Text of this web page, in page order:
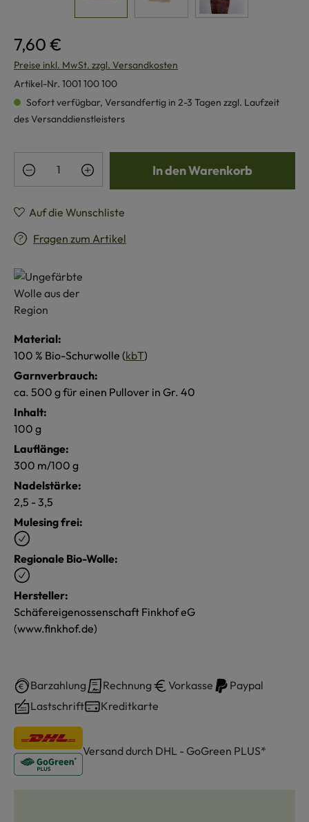
7,60 €
Preise inkl. MwSt. zzgl. Versandkosten
Artikel-Nr. 1001 100 100
Sofort verfügbar, Versandfertig in 2-3 Tagen zzgl. Laufzeit
des Versanddienstleisters
Produkt Anzahl: Gib den gewünschten
In den Warenkorb
Auf die Wunschliste
Fragen zum Artikel
Material:
100 % Bio-Schurwolle (kbT)
Garnverbrauch:
ca. 500 g für einen Pullover in Gr. 40
Inhalt:
100 g
Lauflänge:
300 m/100 g
Nadelstärke:
2,5 - 3,5
Mulesing frei:
Regionale Bio-Wolle:
Hersteller:
Schäfereigenossenschaft Finkhof eG
(www.finkhof.de)
Barzahlung Rechnung Vorkasse
Paypal
Lastschrift
Kreditkarte
Versand durch DHL - GoGreen PLUS*